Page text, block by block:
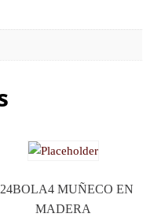
MUÑECO EN
MADERA